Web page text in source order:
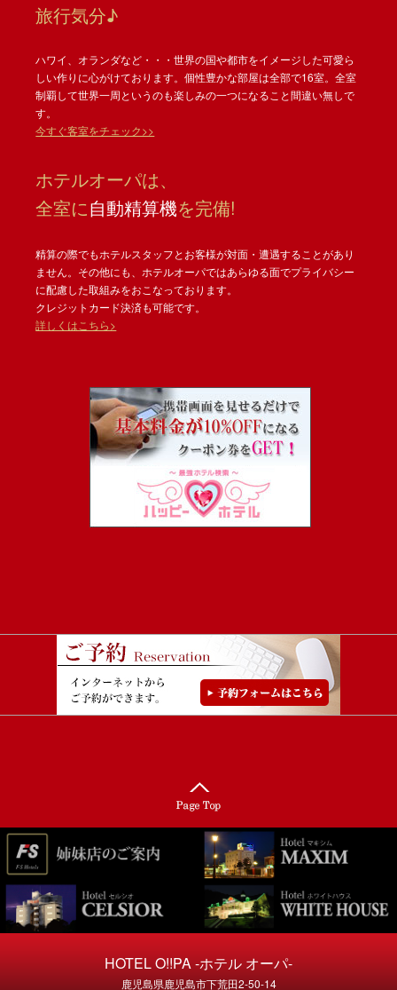
旅行気分♪
ハワイ、オランダなど・・・世界の国や都市をイメージした可愛ら
しい作りに心がけております。個性豊かな部屋は全部で16室。全室
制覇して世界一周というのも楽しみの一つになること間違い無しで
す。
今すぐ客室をチェック>>
ホテルオーパは、
全室に自動精算機を完備!
精算の際でもホテルスタッフとお客様が対面・遭遇することがあり
ません。その他にも、ホテルオーパではあらゆる面でプライバシー
に配慮した取組みをおこなっております。
クレジットカード決済も可能です。
詳しくはこちら>
HOTEL O!!PA -ホテル オーパ-
鹿児島県鹿児島市下荒田2-50-14